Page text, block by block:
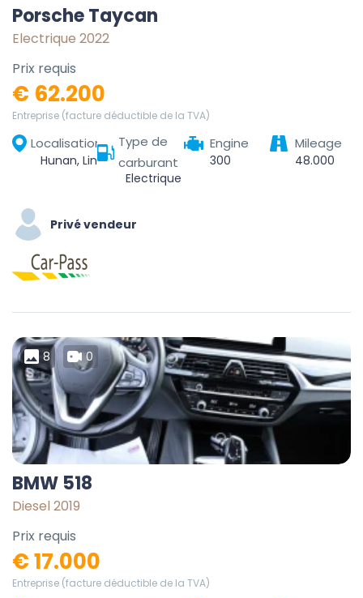
Porsche Taycan
Electrique 2022
Prix requis
€ 62.200
Entreprise (facture déductible de la TVA)
Localisation
Hunan, Linchuan District, Fuzhou City, Jiangxi, China
Type de
carburant
Electrique
Engine
300
Mileage
48.000
Privé vendeur
8 0
BMW 518
Diesel 2019
Prix requis
€ 17.000
Entreprise (facture déductible de la TVA)